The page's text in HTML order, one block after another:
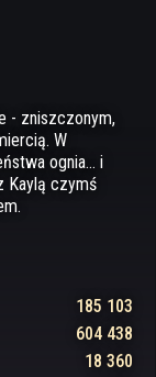
- zniszczonym,
W
ognia... i
Kaylą czymś
185 103
604 438
18 360